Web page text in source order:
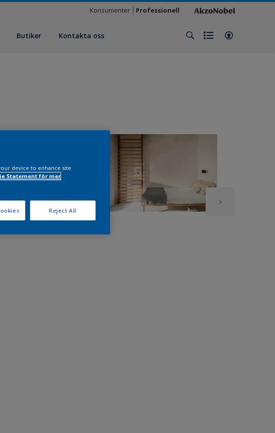
Konsumenter Professionell
Butiker Kontakta oss
device to enhance site
Statement för mer
Reject All